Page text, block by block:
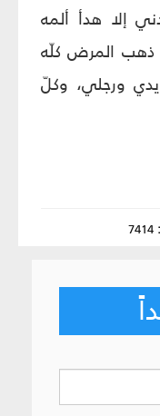
إلا هدأ ألمه
المرض كلّه
ورجلي، وكلّ
7414